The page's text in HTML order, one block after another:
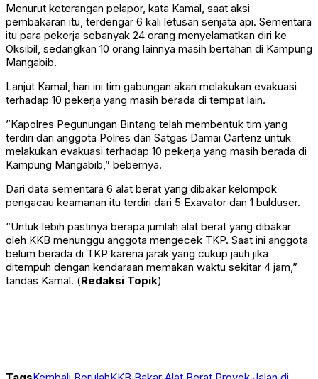
Menurut keterangan pelapor, kata Kamal, saat aksi
pembakaran itu, terdengar 6 kali letusan senjata api. Sementara
itu para pekerja sebanyak 24 orang menyelamatkan diri ke
Oksibil, sedangkan 10 orang lainnya masih bertahan di Kampung
Mangabib.
Lanjut Kamal, hari ini tim gabungan akan melakukan evakuasi
terhadap 10 pekerja yang masih berada di tempat lain.
”Kapolres Pegunungan Bintang telah membentuk tim yang
terdiri dari anggota Polres dan Satgas Damai Cartenz untuk
melakukan evakuasi terhadap 10 pekerja yang masih berada di
Kampung Mangabib,” bebernya.
Dari data sementara 6 alat berat yang dibakar kelompok
pengacau keamanan itu terdiri dari 5 Exavator dan 1 bulduser.
“Untuk lebih pastinya berapa jumlah alat berat yang dibakar
oleh KKB menunggu anggota mengecek TKP. Saat ini anggota
belum berada di TKP karena jarak yang cukup jauh jika
ditempuh dengan kendaraan memakan waktu sekitar 4 jam,”
tandas Kamal. (Redaksi Topik)